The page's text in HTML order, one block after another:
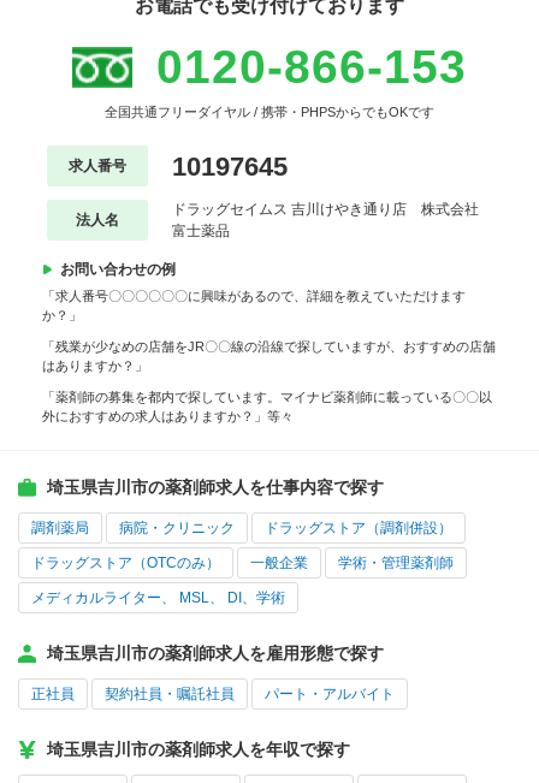
お電話でも受け付けております
0120-866-153
全国共通フリーダイヤル / 携帯・PHPSからでもOKです
求人番号 10197645
法人名
ドラッグセイムス 吉川けやき通り店 株式会社
富士薬品
お問い合わせの例
「求人番号〇〇〇〇〇〇に興味があるので、詳細を教えていただけます
か？」
「残業が少なめの店舗をJR〇〇線の沿線で探していますが、おすすめの店舗
はありますか？」
「薬剤師の募集を都内で探しています。マイナビ薬剤師に載っている〇〇以
外におすすめの求人はありますか？」等々
埼玉県吉川市の薬剤師求人を仕事内容で探す
調剤薬局 病院・クリニック ドラッグストア（調剤併設）
ドラッグストア（OTCのみ） 一般企業 学術・管理薬剤師
メディカルライター、 MSL、 DI、学術
埼玉県吉川市の薬剤師求人を雇用形態で探す
正社員 契約社員・嘱託社員 パート・アルバイト
埼玉県吉川市の薬剤師求人を年収で探す